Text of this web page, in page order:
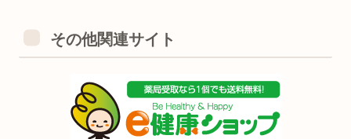
その他関連サイト